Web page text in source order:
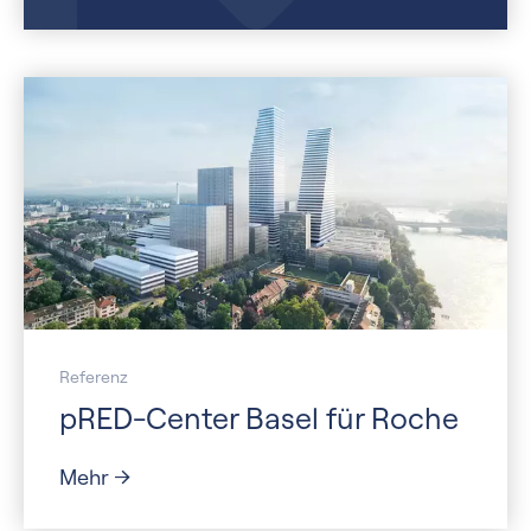
Referenz
pRED-Center Basel für Roche
Mehr